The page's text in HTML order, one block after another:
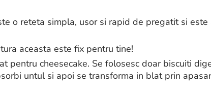
o reteta simpla, usor si rapid de pregatit si
aceasta este fix pentru tine!
pentru cheesecake. Se folosesc doar biscuiti
untul si apoi se transforma in blat prin